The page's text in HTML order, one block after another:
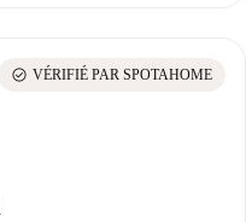
check_circle VÉRIFIÉ PAR SPOTAHOME